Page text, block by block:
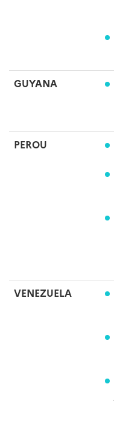
GUYANA
PEROU
VENEZUELA